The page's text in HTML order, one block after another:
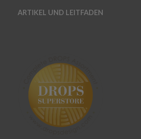
ARTIKEL UND LEITFADEN